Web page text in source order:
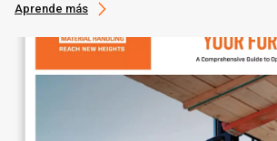
Aprende más